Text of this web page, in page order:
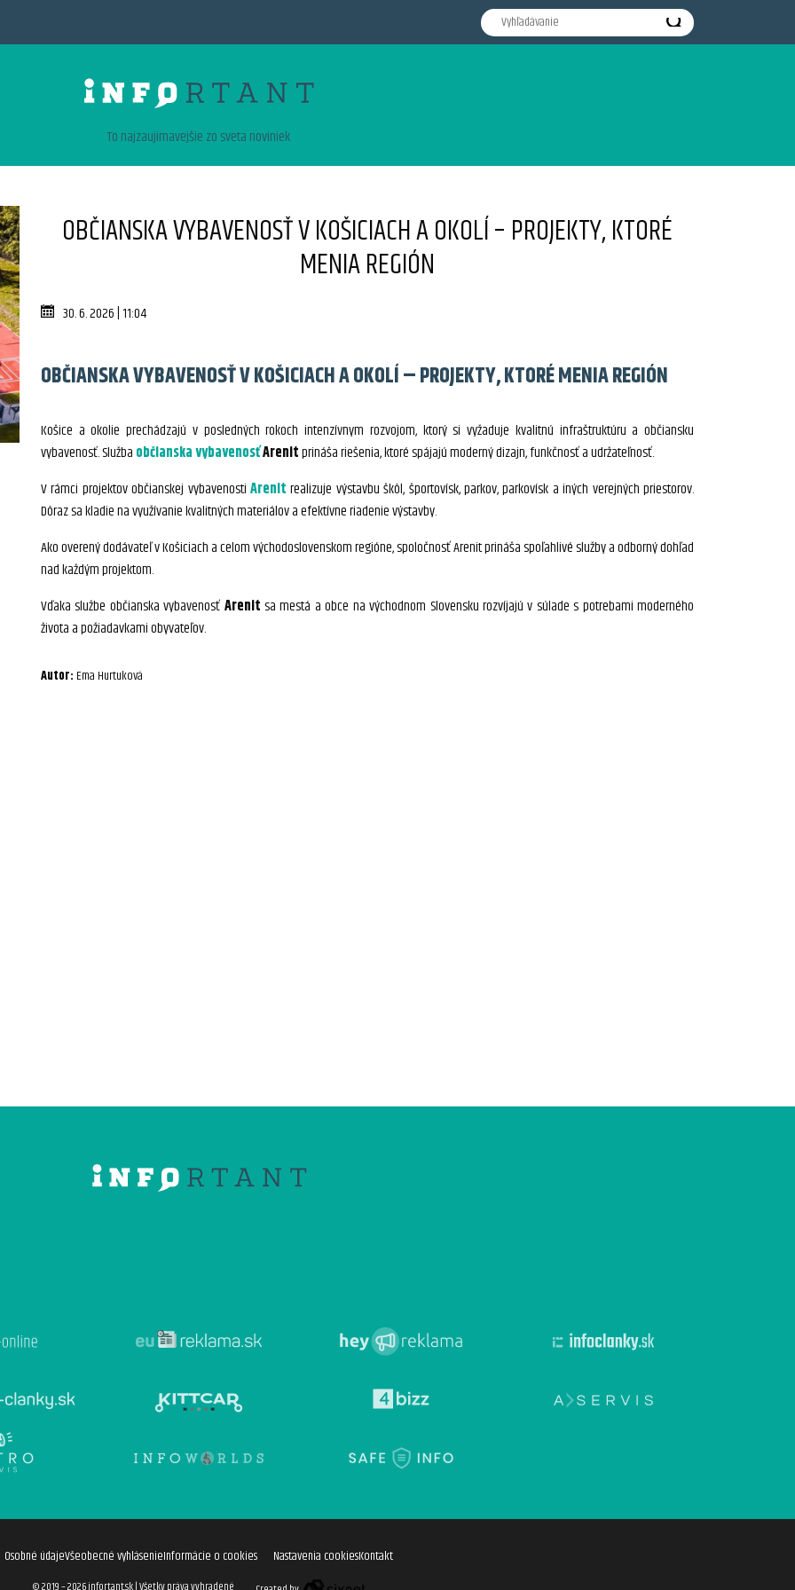
To najzaujimavejšie zo sveta noviniek
OBČIANSKA VYBAVENOSŤ V KOŠICIACH A OKOLÍ – PROJEKTY, KTORÉ
MENIA REGIÓN
30. 6. 2026 | 11:04
OBČIANSKA VYBAVENOSŤ V KOŠICIACH A OKOLÍ – PROJEKTY, KTORÉ MENIA REGIÓN
Košice a okolie prechádzajú v posledných rokoch intenzívnym rozvojom, ktorý si vyžaduje kvalitnú infraštruktúru a občiansku
vybavenosť. Služba občianska vybavenosťArenitprináša riešenia, ktoré spájajú moderný dizajn, funkčnosť a udržateľnosť.
V rámci projektov občianskej vybavenosti Arenit realizuje výstavbu škôl, športovísk, parkov, parkovísk a iných verejných priestorov.
Dôraz sa kladie na využívanie kvalitných materiálov a efektívne riadenie výstavby.
Ako overený dodávateľ v Košiciach a celom východoslovenskom regióne, spoločnosť Arenit prináša spoľahlivé služby a odborný dohľad
nad každým projektom.
Vďaka službe občianska vybavenosť Arenit sa mestá a obce na východnom Slovensku rozvíjajú v súlade s potrebami moderného
života a požiadavkami obyvateľov.
Autor: Ema Hurtuková
Osobné údajeVšeobecné vyhlásenieInformácie o cookies Nastavenia cookiesKontakt